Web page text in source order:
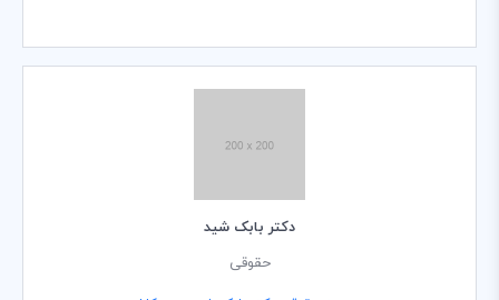
دکتر بابک شید
حقوقی